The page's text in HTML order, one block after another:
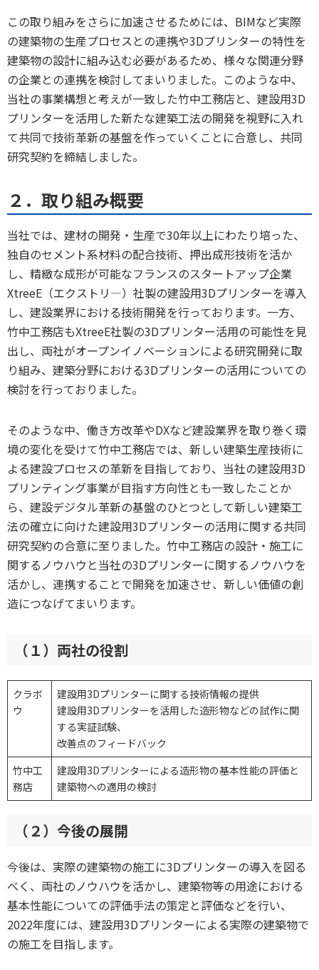
この取り組みをさらに加速させるためには、BIMなど実際
の建築物の生産プロセスとの連携や3Dプリンターの特性を
建築物の設計に組み込む必要があるため、様々な関連分野
の企業との連携を検討してまいりました。このような中、
当社の事業構想と考えが一致した竹中工務店と、建設用3D
プリンターを活用した新たな建築工法の開発を視野に入れ
て共同で技術革新の基盤を作っていくことに合意し、共同
研究契約を締結しました。
２．取り組み概要
当社では、建材の開発・生産で30年以上にわたり培った、
独自のセメント系材料の配合技術、押出成形技術を活か
し、精緻な成形が可能なフランスのスタートアップ企業
XtreeE（エクストリ―）社製の建設用3Dプリンターを導入
し、建設業界における技術開発を行っております。一方、
竹中工務店もXtreeE社製の3Dプリンター活用の可能性を見
出し、両社がオープンイノベーションによる研究開発に取
り組み、建築分野における3Dプリンターの活用についての
検討を行っておりました。
そのような中、働き方改革やDXなど建設業界を取り巻く環
境の変化を受けて竹中工務店では、新しい建築生産技術に
よる建設プロセスの革新を目指しており、当社の建設用3D
プリンティング事業が目指す方向性とも一致したことか
ら、建設デジタル革新の基盤のひとつとして新しい建築工
法の確立に向けた建設用3Dプリンターの活用に関する共同
研究契約の合意に至りました。竹中工務店の設計・施工に
関するノウハウと当社の3Dプリンターに関するノウハウを
活かし、連携することで開発を加速させ、新しい価値の創
造につなげてまいります。
（１）両社の役割
クラボ
ウ
建設用3Dプリンターに関する技術情報の提供
建設用3Dプリンターを活用した造形物などの試作に関
する実証試験、
改善点のフィードバック
竹中工
務店
建設用3Dプリンターによる造形物の基本性能の評価と
建築物への適用の検討
（２）今後の展開
今後は、実際の建築物の施工に3Dプリンターの導入を図る
べく、両社のノウハウを活かし、建築物等の用途における
基本性能についての評価手法の策定と評価などを行い、
2022年度には、建設用3Dプリンターによる実際の建築物で
の施工を目指します。